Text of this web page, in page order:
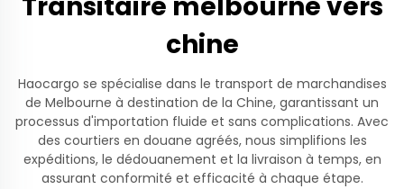
chine
Haocargo se spécialise dans le transport de marchandises
de Melbourne à destination de la Chine, garantissant un
processus d'importation fluide et sans complications. Avec
des courtiers en douane agréés, nous simplifions les
expéditions, le dédouanement et la livraison à temps, en
assurant conformité et efficacité à chaque étape.